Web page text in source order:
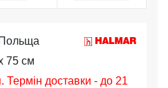
Польща
75 см
доставки - до 21